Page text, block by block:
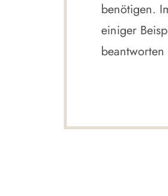
benötigen.
einiger